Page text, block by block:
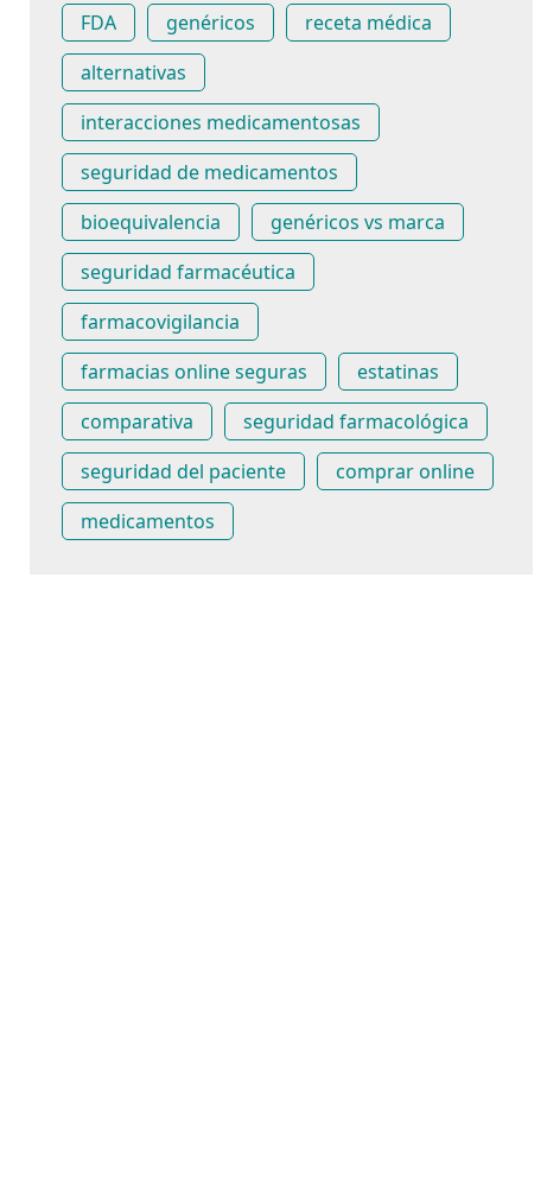
FDA
genéricos
receta médica
alternativas
interacciones medicamentosas
seguridad de medicamentos
bioequivalencia
genéricos vs marca
seguridad farmacéutica
farmacovigilancia
farmacias online seguras
estatinas
comparativa
seguridad farmacológica
seguridad del paciente
comprar online
medicamentos